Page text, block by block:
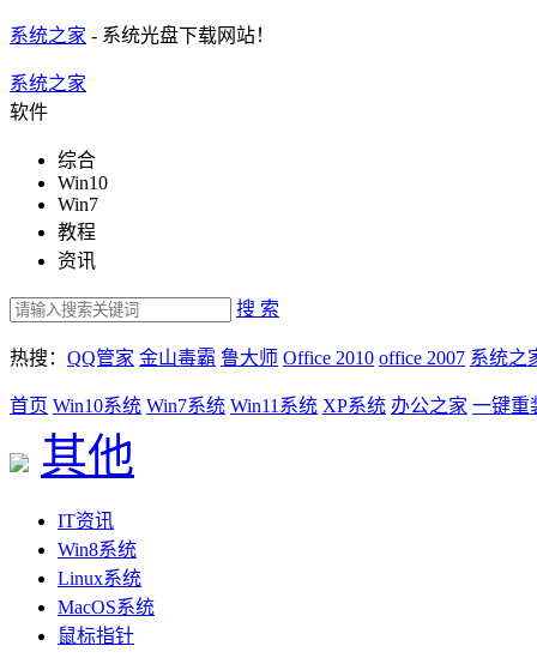
系统之家 - 系统光盘下载网站！
系统之家
软件
综合
Win10
Win7
教程
资讯
搜 索
热搜： QQ管家 金山毒霸 鲁大师 Office 2010 office 2007 系统之
首页 Win10系统 Win7系统 Win11系统 XP系统 办公之家 一键重
其他
IT资讯
Win8系统
Linux系统
MacOS系统
鼠标指针